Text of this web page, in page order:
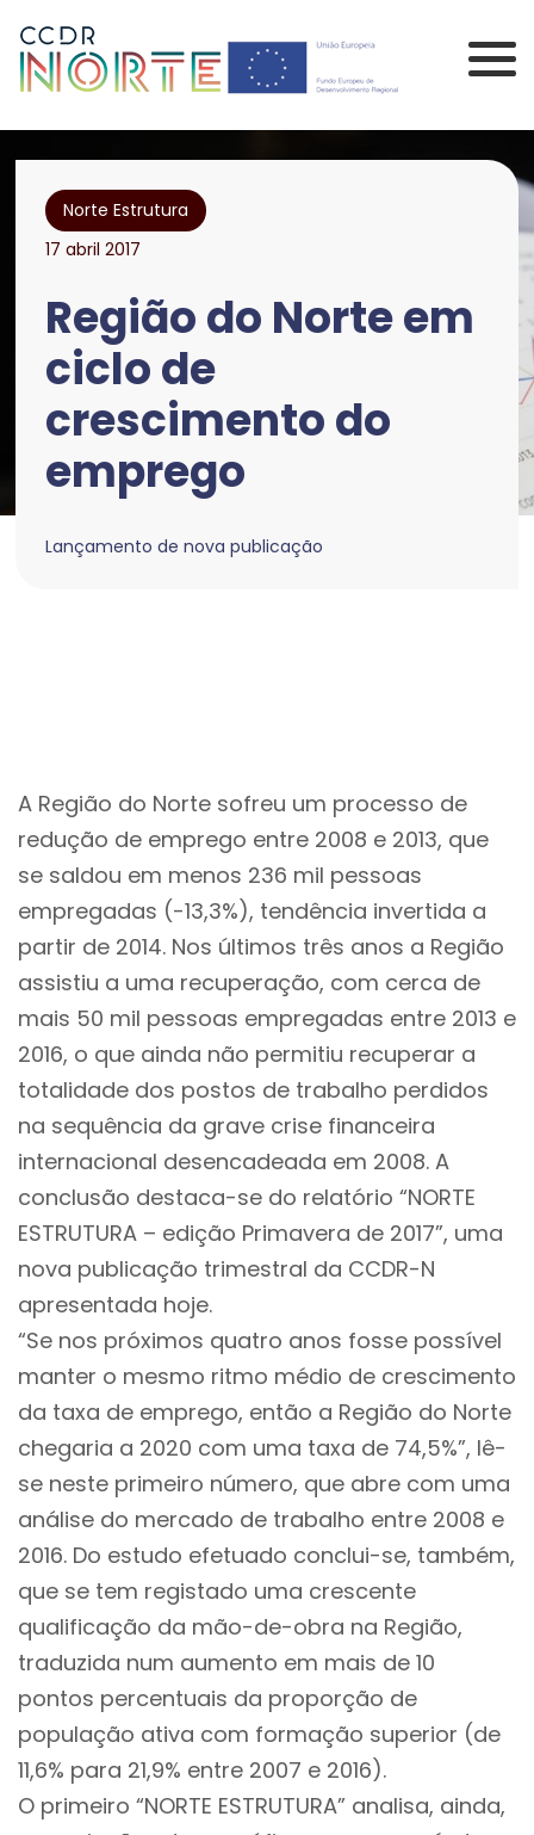
Comissão de
Norte Estrutura
17 abril 2017
Região do Norte em
ciclo de
crescimento do
emprego
Lançamento de nova publicação
A Região do Norte sofreu um processo de
redução de emprego entre 2008 e 2013, que
se saldou em menos 236 mil pessoas
empregadas (-13,3%), tendência invertida a
partir de 2014. Nos últimos três anos a Região
assistiu a uma recuperação, com cerca de
mais 50 mil pessoas empregadas entre 2013 e
2016, o que ainda não permitiu recuperar a
totalidade dos postos de trabalho perdidos
na sequência da grave crise financeira
internacional desencadeada em 2008. A
conclusão destaca-se do relatório “NORTE
ESTRUTURA – edição Primavera de 2017”, uma
nova publicação trimestral da CCDR-N
apresentada hoje.
“Se nos próximos quatro anos fosse possível
manter o mesmo ritmo médio de crescimento
da taxa de emprego, então a Região do Norte
chegaria a 2020 com uma taxa de 74,5%”, lê-
se neste primeiro número, que abre com uma
análise do mercado de trabalho entre 2008 e
2016. Do estudo efetuado conclui-se, também,
que se tem registado uma crescente
qualificação da mão-de-obra na Região,
traduzida num aumento em mais de 10
pontos percentuais da proporção de
população ativa com formação superior (de
11,6% para 21,9% entre 2007 e 2016).
O primeiro “NORTE ESTRUTURA” analisa, ainda,